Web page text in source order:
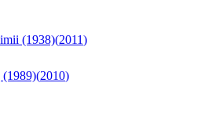
(1938)(2011)
(1989)(2010)